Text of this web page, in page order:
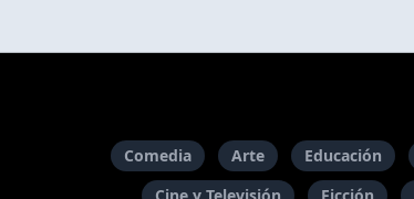
Comedia Arte Educación